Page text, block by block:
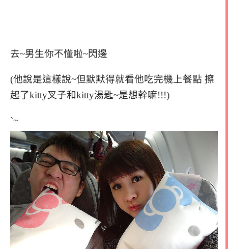
去~男生你不懂啦~閃邊
(他說是這樣說~但默默得就看他吃完機上餐點 擦
起了kitty叉子和kitty湯匙~是想幹嘛!!!)
`~